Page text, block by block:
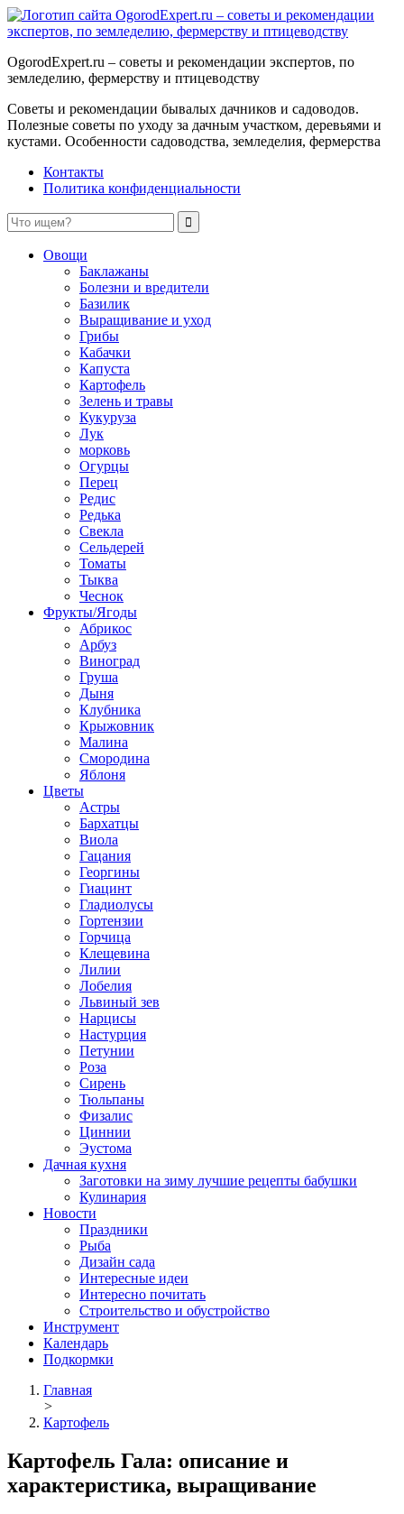
OgorodExpert.ru – cоветы и рекомендации экспертов, по
земледелию, фермерству и птицеводству
Советы и рекомендации бывалых дачников и садоводов.
Полезные советы по уходу за дачным участком, деревьями и
кустами. Особенности садоводства, земледелия, фермерства
Контакты
Политика конфиденциальности
Овощи
Баклажаны
Болезни и вредители
Базилик
Выращивание и уход
Грибы
Кабачки
Капуста
Картофель
Зелень и травы
Кукуруза
Лук
морковь
Огурцы
Перец
Редис
Редька
Свекла
Сельдерей
Томаты
Тыква
Чеснок
Фрукты/Ягоды
Абрикос
Арбуз
Виноград
Груша
Дыня
Клубника
Крыжовник
Малина
Смородина
Яблоня
Цветы
Астры
Бархатцы
Виола
Гацания
Георгины
Гиацинт
Гладиолусы
Гортензии
Горчица
Клещевина
Лилии
Лобелия
Львиный зев
Нарцисы
Настурция
Петунии
Роза
Сирень
Тюльпаны
Физалис
Циннии
Эустома
Дачная кухня
Заготовки на зиму лучшие рецепты бабушки
Кулинария
Новости
Праздники
Рыба
Дизайн сада
Интересные идеи
Интересно почитать
Строительство и обустройство
Инструмент
Календарь
Подкормки
Главная
>
Картофель
Картофель Гала: описание и
характеристика, выращивание